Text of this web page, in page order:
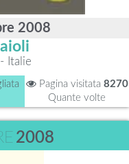
2008
Italie
Pagina visitata 8270
Quante volte
2008